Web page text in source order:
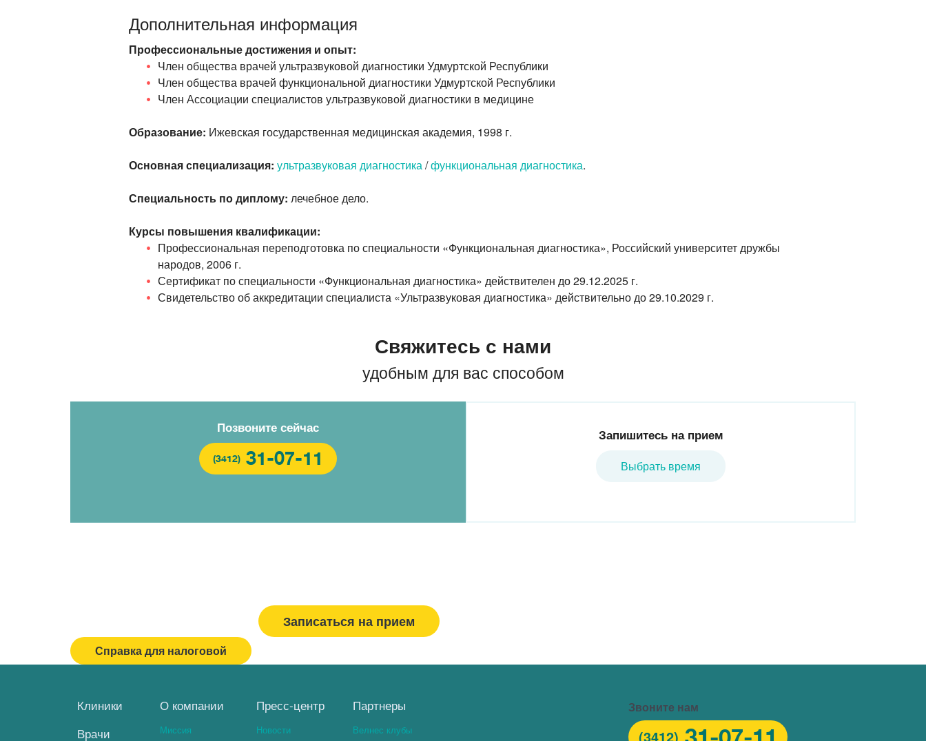
Дополнительная информация
Профессиональные достижения и опыт:
Член общества врачей ультразвуковой диагностики Удмуртской Республики
Член общества врачей функциональной диагностики Удмуртской Республики
Член Ассоциации специалистов ультразвуковой диагностики в медицине
Образование: Ижевская государственная медицинская академия, 1998 г.
Основная специализация: ультразвуковая диагностика/функциональная диагностика.
Специальность по диплому: лечебное дело.
Курсы повышения квалификации:
Профессиональная переподготовка по специальности «Функциональная диагностика», Российский университет дружбы
народов, 2006 г.
Сертификат по специальности «Функциональная диагностика» действителен до29.12.2025 г.
Свидетельство об аккредитации специалиста «Ультразвуковая диагностика» действительно до29.10.2029 г.
Свяжитесь с нами
удобным для вас способом
Позвоните сейчас
(3412) 31-07-11
Запишитесь на прием
Выбрать время
Записаться на прием
Справка для налоговой
Клиники
Врачи
О компании
Миссия
Пресс-центр
Новости
Партнеры
Велнес клубы
Звоните нам
(3412)